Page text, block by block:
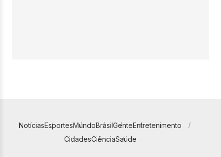
NotíciasEsportesMundoBrasilGenteEntretenimento
CidadesCiênciaSaúde